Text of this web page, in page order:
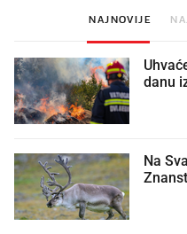
NAJNOVIJE
danu
Na